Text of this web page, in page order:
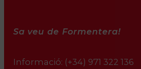
Sa veu de Formentera!
Informació: (+34) 971 322 136